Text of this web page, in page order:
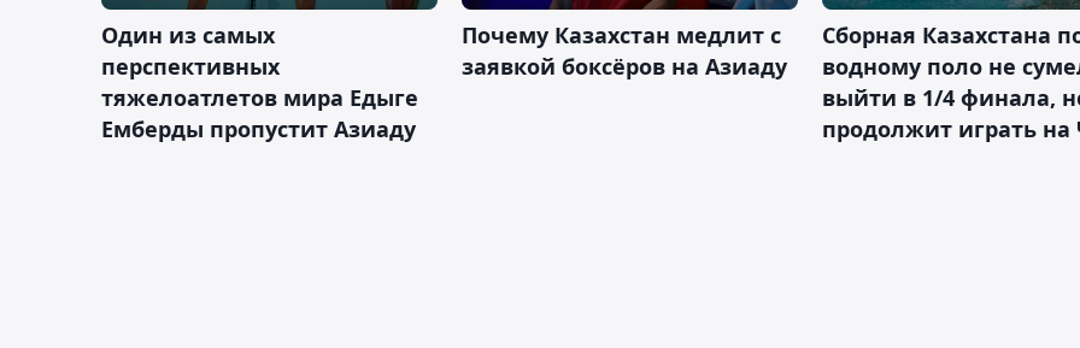
Один из самых
перспективных
тяжелоатлетов мира Едыге
Емберды пропустит Азиаду
Почему Казахстан медлит с
заявкой боксёров на Азиаду
Сборная Казахстана
водному поло не
выйти в 1/4 финала,
продолжит играть